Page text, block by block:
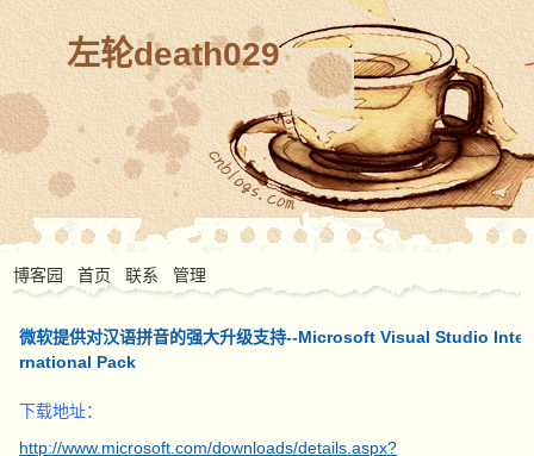
左轮death029
博客园 首页 联系 管理
微软提供对汉语拼音的强大升级支持--Microsoft Visual Studio Inte
rnational Pack
下载地址：
http://www.microsoft.com/downloads/details.aspx?